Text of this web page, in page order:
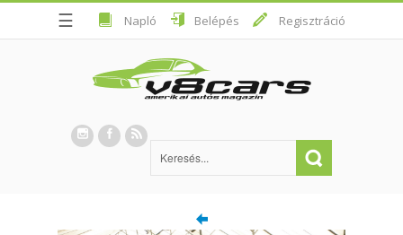
☰ Napló Belépés Regisztráció